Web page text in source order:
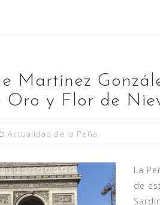
Martínez
Oro y Flor de
Actualidad de la Peña
La
de